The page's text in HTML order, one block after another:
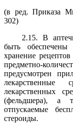
(в ред. Приказа
302)
2.15. В
быть обеспечены
хранение
предметно-
предусмотрен
лекарственные
лекарственных
(фельдшера), а
отпускаемые
стероиды.